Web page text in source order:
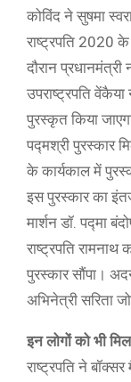
कोविंद ने सुषमा
राष्ट्रपति 2020
दौरान
उपराष्ट्रपति
पुरस्कृत किया
पद्मश्री पुरस्कार
के कार्यकाल में
इस पुरस्कार का
मार्शन डॉ. पद्मा
राष्ट्रपति
पुरस्कार सौंपा।
अभिनेत्री सरिता
इन लोगों को भी
राष्ट्रपति ने